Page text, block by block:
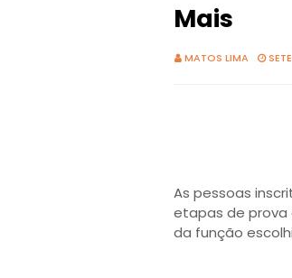
Mais
MATOS LIMA
As pessoas
etapas de prova
da função